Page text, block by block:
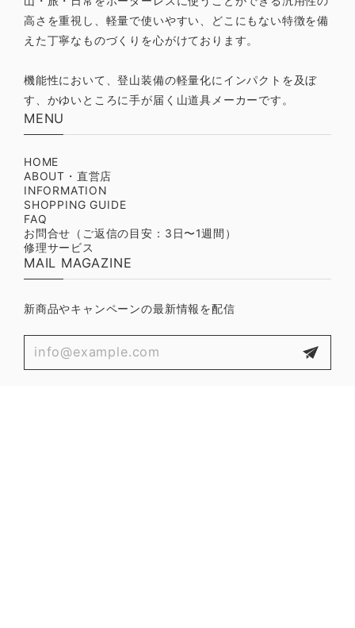
高さを重視し、軽量で使いやすい、どこにもない特徴を備
えた丁寧なものづくりを心がけております。
機能性において、登山装備の軽量化にインパクトを及ぼ
す、かゆいところに手が届く山道具メーカーです。
MENU
HOME
ABOUT・直営店
INFORMATION
SHOPPING GUIDE
FAQ
お問合せ（ご返信の目安：3日〜1週間）
修理サービス
MAIL MAGAZINE
新商品やキャンペーンの最新情報を配信